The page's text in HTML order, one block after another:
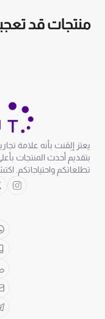
منتجات قد
يعتز إلِڤنت بأنه علامة
بتقديم أحدث المنتجات
تطلعاتكم واحتياجاتكم.